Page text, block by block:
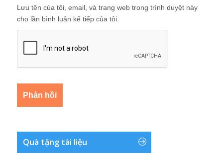
Lưu tên của tôi, email, và trang web trong trình duyệt này
cho lần bình luận kế tiếp của tôi.
Quà tặng tài liệu